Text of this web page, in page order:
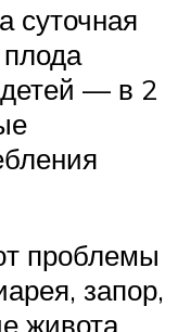
суточная
детей — в 2
проблемы
запор,
живота.